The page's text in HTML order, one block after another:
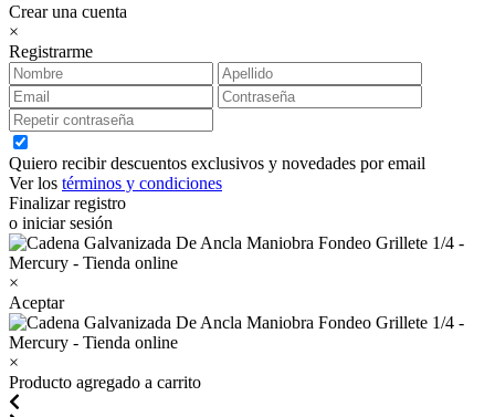
Crear una cuenta
×
Registrarme
Quiero recibir descuentos exclusivos y novedades por email
Ver los términos y condiciones
Finalizar registro
o iniciar sesión
×
Aceptar
×
Producto agregado a carrito